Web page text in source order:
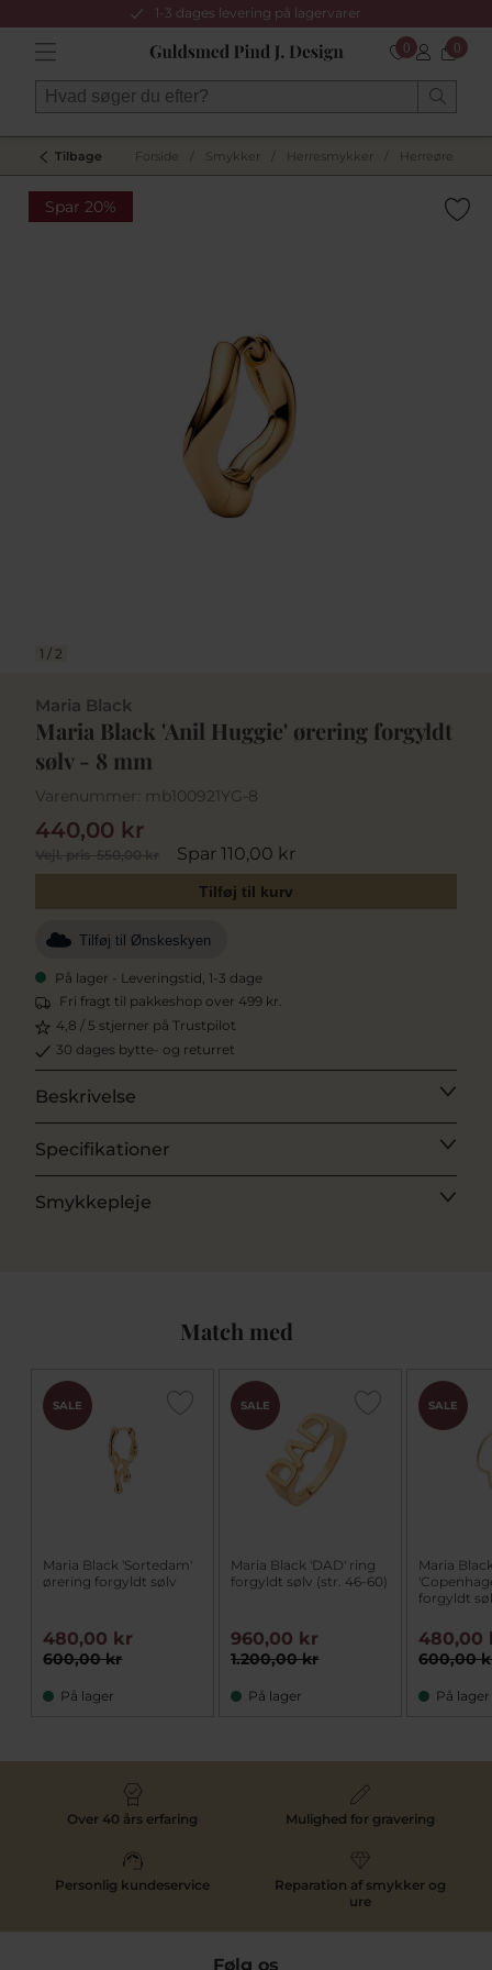
1-3 dages levering på lagervarer
0 0
Tilbage Forside Smykker Herresmykker Herreøreringe
Spar 20%
1 / 2
Maria Black
Maria Black 'Anil Huggie' ørering forgyldt
sølv - 8 mm
Varenummer: mb100921YG-8
Vejl. pris550,00 kr Spar 110,00 kr
440,00 kr
Tilføj til kurv
Tilføj til Ønskeskyen
På lager - Leveringstid, 1-3 dage
Fri fragt til pakkeshop over 499 kr.
4,8 / 5 stjerner på Trustpilot
30 dages bytte- og returret
Beskrivelse
Specifikationer
Smykkepleje
Match med
SALE
Maria Black 'Sortedam'
ørering forgyldt sølv
600,00 kr
480,00 kr
På lager
SALE
Maria Black 'DAD' ring
forgyldt sølv (str. 46-60)
1.200,00 kr
960,00 kr
På lager
SALE
Maria
forgyldt
600,00
480,00
På lager
Over 40 års erfaring Mulighed for gravering
Personlig kundeservice
Reparation af smykker og
ure
Følg os